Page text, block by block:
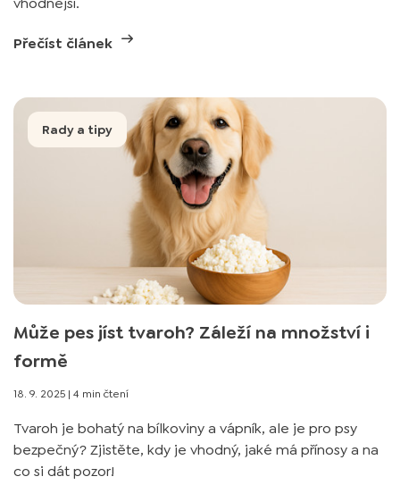
Přečíst článek
Rady a tipy
Může pes jíst tvaroh? Záleží na množství i
formě
18. 9. 2025 | 4 min čtení
Tvaroh je bohatý na bílkoviny a vápník, ale je pro psy
bezpečný? Zjistěte, kdy je vhodný, jaké má přínosy a na
co si dát pozor!